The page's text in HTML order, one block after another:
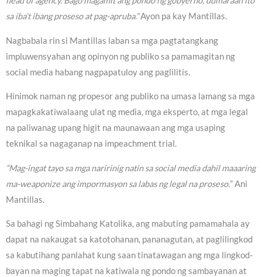
sa iba’t ibang proseso at pag-apruba.”Ayon pa kay Mantillas.
Nagbabala rin si Mantillas laban sa mga pagtatangkang
impluwensyahan ang opinyon ng publiko sa pamamagitan ng
social media habang nagpapatuloy ang paglilitis.
Hinimok naman ng propesor ang publiko na umasa lamang sa mga
mapagkakatiwalaang ulat ng media, mga eksperto, at mga legal
na paliwanag upang higit na maunawaan ang mga usaping
teknikal sa nagaganap na impeachment trial.
“Mag-ingat tayo sa mga naririnig natin sa social media dahil maaaring
ma-weaponize ang impormasyon sa labas ng legal na proseso.” Ani
Mantillas.
Sa bahagi ng Simbahang Katolika, ang mabuting pamamahala ay
dapat na nakaugat sa katotohanan, pananagutan, at paglilingkod
sa kabutihang panlahat kung saan tinatawagan ang mga lingkod-
bayan na maging tapat na katiwala ng pondo ng sambayanan at